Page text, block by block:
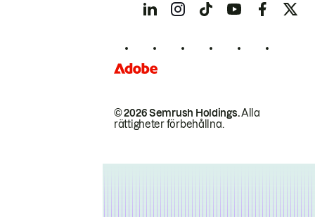
© 2026 Semrush Holdings.Alla
rättigheter förbehållna.